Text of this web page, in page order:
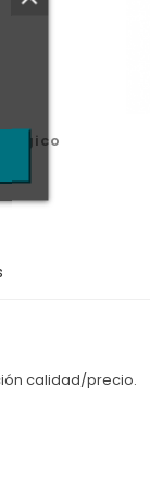
calidad/precio.